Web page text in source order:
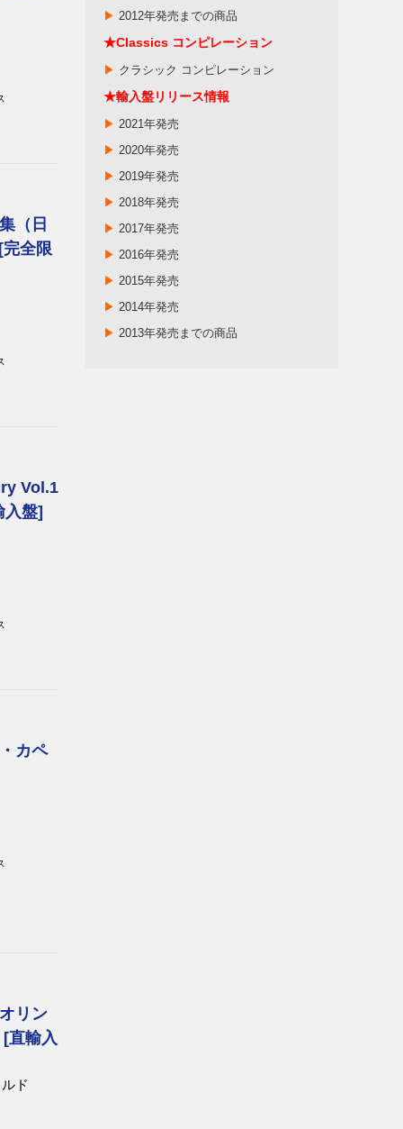
（日
全限
Vol.1
入盤]
カペ
リン
直輸入
ド
▶ 2012年発売までの商品
★Classics コンピレーション
▶ クラシック コンピレーション
★輸入盤リリース情報
▶ 2021年発売
▶ 2020年発売
▶ 2019年発売
▶ 2018年発売
▶ 2017年発売
▶ 2016年発売
▶ 2015年発売
▶ 2014年発売
▶ 2013年発売までの商品